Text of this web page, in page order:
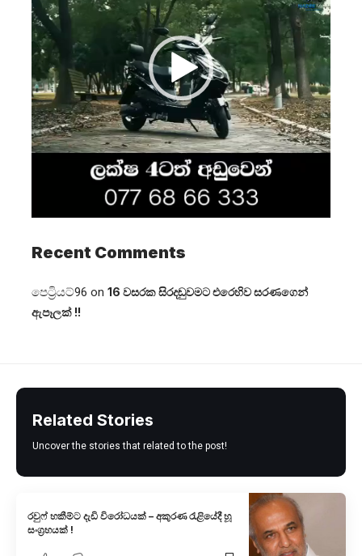
Recent Comments
පෙට්‍රියට්96 on 16 වසරක සිරදඬුවමට එරෙහිව සරණගෙන්
ඇපෑලක් !!
Related Stories
Uncover the stories that related to the post!
රවුෆ් හකීම්ට දැඩි විරෝධයක් – අකුරණ රැළියේදී හූ
සංග්‍රහයක් !